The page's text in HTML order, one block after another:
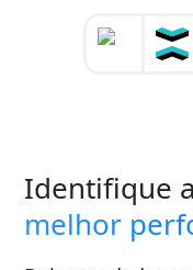
Identifique
melhor